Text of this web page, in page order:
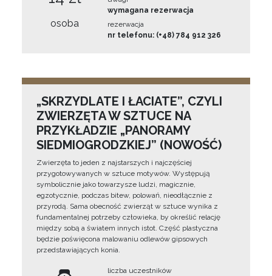
osoba
wymagana rezerwacja
rezerwacja
nr telefonu: (+48) 784 912 326
„SKRZYDLATE I ŁACIATE”, CZYLI
ZWIERZĘTA W SZTUCE NA
PRZYKŁADZIE „PANORAMY
SIEDMIOGRODZKIEJ” (NOWOŚĆ)
Zwierzęta to jeden z najstarszych i najczęściej
przygotowywanych w sztuce motywów. Występują
symbolicznie jako towarzysze ludzi, magicznie,
egzotycznie, podczas bitew, polowań, nieodłącznie z
przyrodą. Sama obecność zwierząt w sztuce wynika z
fundamentalnej potrzeby człowieka, by określić relację
między sobą a światem innych istot. Część plastyczna
będzie poświęcona malowaniu odlewów gipsowych
przedstawiających konia.
liczba uczestników